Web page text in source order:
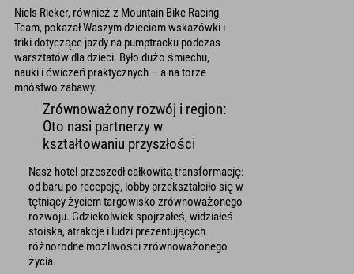
Niels Rieker, również z Mountain Bike Racing
Team, pokazał Waszym dzieciom wskazówki i
triki dotyczące jazdy na pumptracku podczas
warsztatów dla dzieci. Było dużo śmiechu,
nauki i ćwiczeń praktycznych – a na torze
mnóstwo zabawy.
Zrównoważony rozwój i region:
Oto nasi partnerzy w
kształtowaniu przyszłości
Nasz hotel przeszedł całkowitą transformację:
od baru po recepcję, lobby przekształciło się w
tętniący życiem targowisko zrównoważonego
rozwoju. Gdziekolwiek spojrzałeś, widziałeś
stoiska, atrakcje i ludzi prezentujących
różnorodne możliwości zrównoważonego
życia.